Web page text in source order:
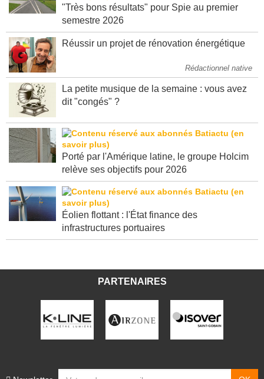
"Très bons résultats" pour Spie au premier
Rédactionnel native
La petite musique de la semaine : vous avez
Porté par l'Amérique latine, le groupe Holcim
Éolien flottant : l'État finance des